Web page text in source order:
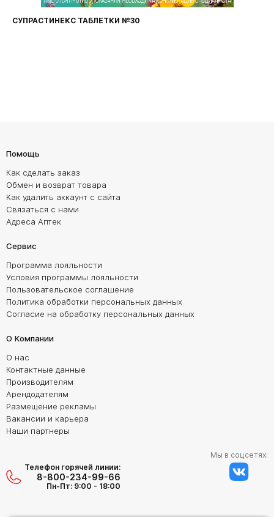
СУПРАСТИНЕКС ТАБЛЕТКИ №30
Помощь
Как сделать заказ
Обмен и возврат товара
Как удалить аккаунт с сайта
Связаться с нами
Адреса Аптек
Сервис
Программа лояльности
Условия программы лояльности
Пользовательское соглашение
Политика обработки персональных данных
Согласие на обработку персональных данных
О Компании
О нас
Контактные данные
Производителям
Арендодателям
Размещение рекламы
Вакансии и карьера
Наши партнеры
Телефон горячей линии:
8-800-234-99-66
Пн-Пт: 9:00 - 18:00
Мы в соцсетях: